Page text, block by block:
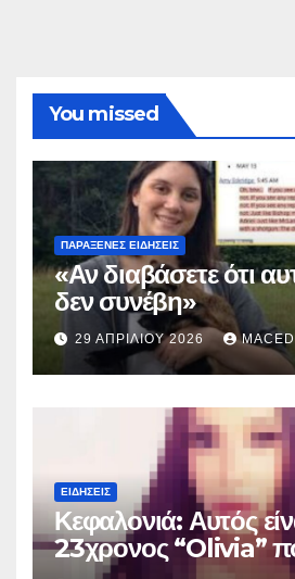
You missed
ΠΑΡΆΞΕΝΕΣ ΕΙΔΉΣΕΙΣ
«Αν διαβάσετε ότι
δεν συνέβη»
29 ΑΠΡΙΛΊΟΥ 2026
ΕΙΔΉΣΕΙΣ
Κεφαλονιά: Αυτός
23χρονος “Olivia”